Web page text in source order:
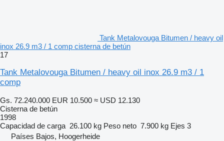
Tank Metalovouga Bitumen / heavy oil
inox 26.9 m3 / 1 comp cisterna de betún
17
Tank Metalovouga Bitumen / heavy oil inox 26.9 m3 / 1
comp
Gs. 72.240.000 EUR 10.500 ≈ USD 12.130
Cisterna de betún
1998
Capacidad de carga 26.100 kg Peso neto 7.900 kg Ejes 3
Países Bajos, Hoogerheide